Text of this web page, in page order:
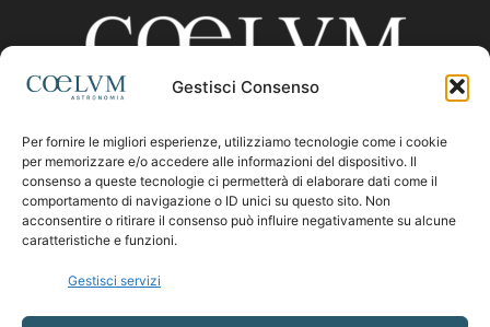
Gestisci Consenso
Per fornire le migliori esperienze, utilizziamo tecnologie come i cookie
per memorizzare e/o accedere alle informazioni del dispositivo. Il
consenso a queste tecnologie ci permetterà di elaborare dati come il
comportamento di navigazione o ID unici su questo sito. Non
acconsentire o ritirare il consenso può influire negativamente su alcune
caratteristiche e funzioni.
Gestisci servizi
CHI SIAMO
Contattaci:coelumastro@coelum.com